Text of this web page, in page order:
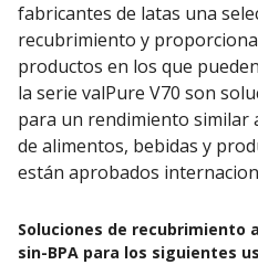
fabricantes de latas una
recubrimiento y
productos en los que
la serie valPure V70 son
para un rendimiento similar
de alimentos, bebidas y
están aprobados
Soluciones de recubrimiento
sin-BPA para los siguientes